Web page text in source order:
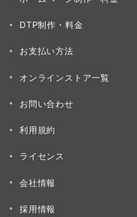
DTP制作・料金
お支払い方法
オンラインストア一覧
お問い合わせ
利用規約
ライセンス
会社情報
採用情報